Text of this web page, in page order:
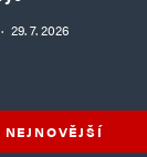
· 29. 7. 2026
NEJNOVĚJŠÍ